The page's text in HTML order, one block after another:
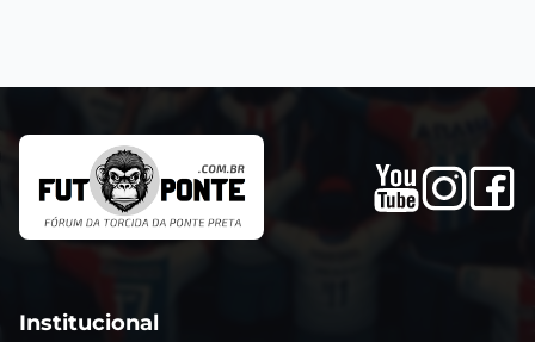
Institucional